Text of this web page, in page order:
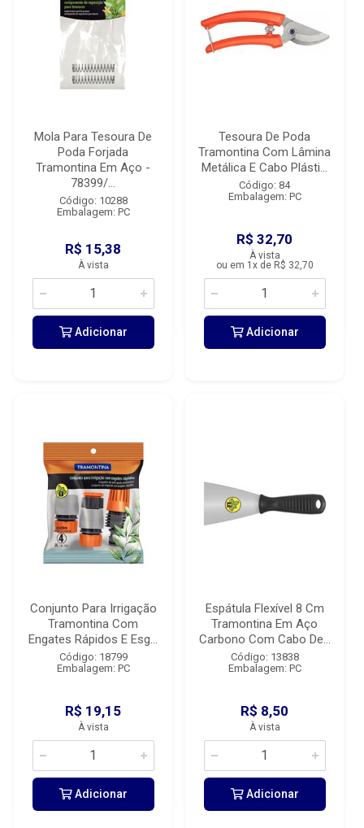
Mola Para Tesoura De
Poda Forjada
Tramontina Em Aço -
78399/...
Código: 10288
Embalagem: PC
R$ 15,38
À vista
Adicionar
Tesoura De Poda
Tramontina Com Lâmina
Metálica E Cabo Plásti...
Código: 84
Embalagem: PC
R$ 32,70
À vista
ou em 1x de R$ 32,70
Adicionar
Conjunto Para Irrigação
Tramontina Com
Engates Rápidos E Esg...
Código: 18799
Embalagem: PC
R$ 19,15
À vista
Adicionar
Espátula Flexível 8 Cm
Tramontina Em Aço
Carbono Com Cabo De...
Código: 13838
Embalagem: PC
R$ 8,50
À vista
Adicionar